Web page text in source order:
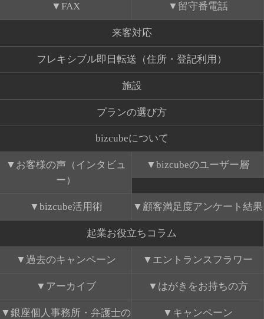
FAX 留守番電話
来客対応
フレキシブル即日転送（住所・登記利用）
施設
プランの選び方
bizcubeについて
お客様の声（インタビュ
ー）
bizcubeのユーザー層
bizcube活用術 顧客満足度アンケート結果
起業お役立ちコラム
過去のキャンペーン エントランスフラワー
アーカイブ はがきをお持ちの方
銀座個人事務所・弁護士の
キャンペーン